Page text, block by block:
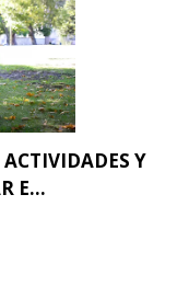
Y
E...